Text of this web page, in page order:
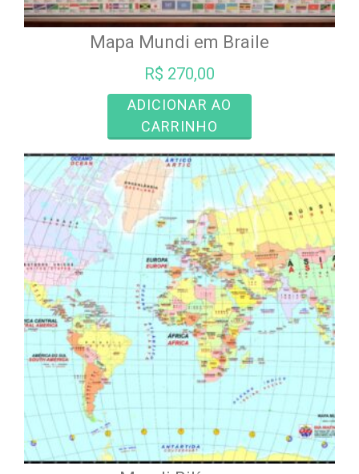
Mapa Mundi em Braile
R$ 270,00
ADICIONAR AO
CARRINHO